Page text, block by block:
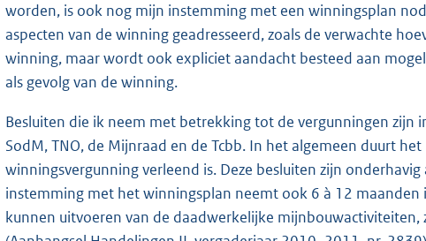
worden, is ook nog mijn instemming met een winningsplan
aspecten van de winning geadresseerd, zoals de verwachte
winning, maar wordt ook expliciet aandacht besteed aan
als gevolg van de winning.
Besluiten die ik neem met betrekking tot de vergunningen zijn
SodM, TNO, de Mijnraad en de Tcbb. In het algemeen duurt
winningsvergunning verleend is. Deze besluiten zijn
instemming met het winningsplan neemt ook 6 à 12
kunnen uitvoeren van de daadwerkelijke mijnbouwactiviteiten,